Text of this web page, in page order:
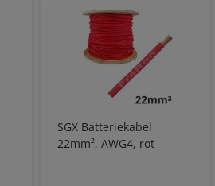
SGX Batteriekabel
22mm², AWG4, rot